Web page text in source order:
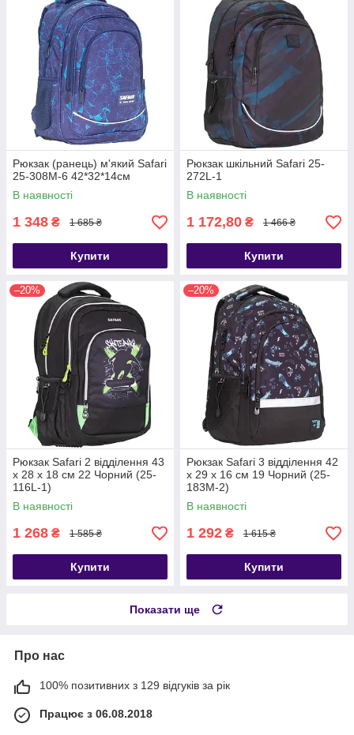
Рюкзак (ранець) м'який Safari
25-308M-6 42*32*14см
В наявності
1 348 ₴ 1 685 ₴
Купити
Рюкзак шкільний Safari 25-
272L-1
В наявності
1 172,80 ₴ 1 466 ₴
Купити
–20%
Рюкзак Safari 2 відділення 43
х 28 х 18 см 22 Чорний (25-
116L-1)
В наявності
1 268 ₴ 1 585 ₴
Купити
–20%
Рюкзак Safari 3 відділення 42
x 29 x 16 см 19 Чорний (25-
183M-2)
В наявності
1 292 ₴ 1 615 ₴
Купити
Показати ще
Про нас
100% позитивних з 129 відгуків за рік
Працює з 06.08.2018